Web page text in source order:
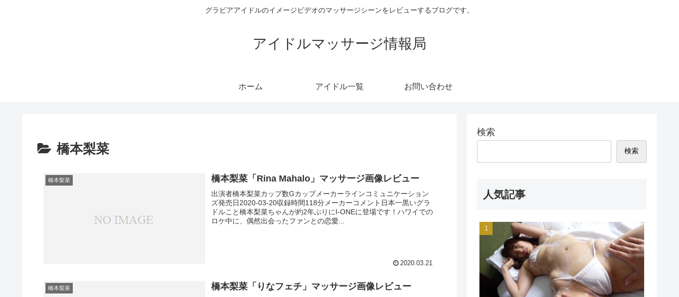
グラビアアイドルのイメージビデオのマッサージシーンをレビューするブログです。
アイドルマッサージ情報局
ホーム アイドル一覧 お問い合わせ
橋本梨菜
橋本梨菜 橋本梨菜「Rina Mahalo」マッサージ画像レビュー
出演者橋本梨菜カップ数Gカップメーカーラインコミュニケーション
ズ発売日2020-03-20収録時間118分メーカーコメント日本一黒いグラ
ドルこと橋本梨菜ちゃんが約2年ぶりにI-ONEに登場です！ハワイでの
ロケ中に、偶然出会ったファンとの恋愛...
2020.03.21
橋本梨菜 橋本梨菜「りなフェチ」マッサージ画像レビュー
検索
検索
人気記事